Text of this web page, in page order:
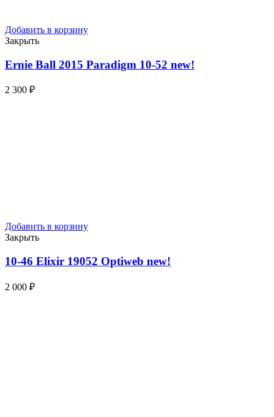
Добавить в корзину
Закрыть
Ernie Ball 2015 Paradigm 10-52 new!
2 300 ₽
Добавить в корзину
Закрыть
10-46 Elixir 19052 Optiweb new!
2 000 ₽